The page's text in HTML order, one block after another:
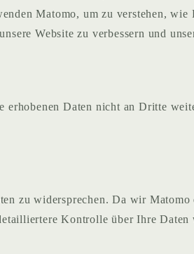
Matomo, um zu verstehen,
Website zu verbessern und
erhobenen Daten nicht an Dritte
zu widersprechen. Da wir
Kontrolle über Ihre